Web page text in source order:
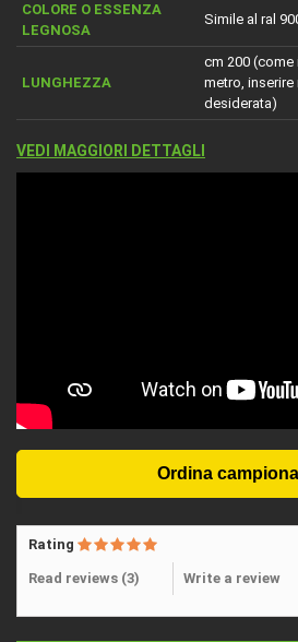
COLORE O ESSENZA
LEGNOSA
Simile al ral
LUNGHEZZA
cm 200 (come
metro, inserire
desiderata)
VEDI MAGGIORI DETTAGLI
Rating
Read reviews (3) Write a review